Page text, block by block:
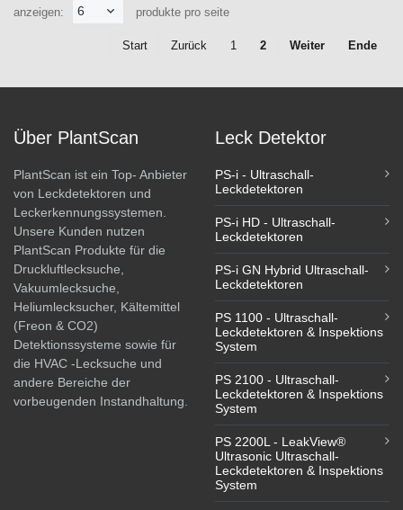
anzeigen:
6 produkte pro seite
Start Zurück 1 2 Weiter Ende
Über PlantScan
PlantScan ist ein Top- Anbieter
von Leckdetektoren und
Leckerkennungssystemen.
Unsere Kunden nutzen
PlantScan Produkte für die
Druckluftlecksuche,
Vakuumlecksuche,
Heliumlecksucher, Kältemittel
(Freon & CO2)
Detektionssysteme sowie für
die HVAC -Lecksuche und
andere Bereiche der
vorbeugenden Instandhaltung.
Leck Detektor
PS-i - Ultraschall-
Leckdetektoren
PS-i HD - Ultraschall-
Leckdetektoren
PS-i GN Hybrid Ultraschall-
Leckdetektoren
PS 1100 - Ultraschall-
Leckdetektoren & Inspektions
System
PS 2100 - Ultraschall-
Leckdetektoren & Inspektions
System
PS 2200L - LeakView®
Ultrasonic Ultraschall-
Leckdetektoren & Inspektions
System